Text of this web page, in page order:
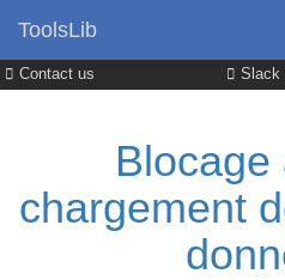
Contact us Slack
ToolsLib
Blocage
chargement